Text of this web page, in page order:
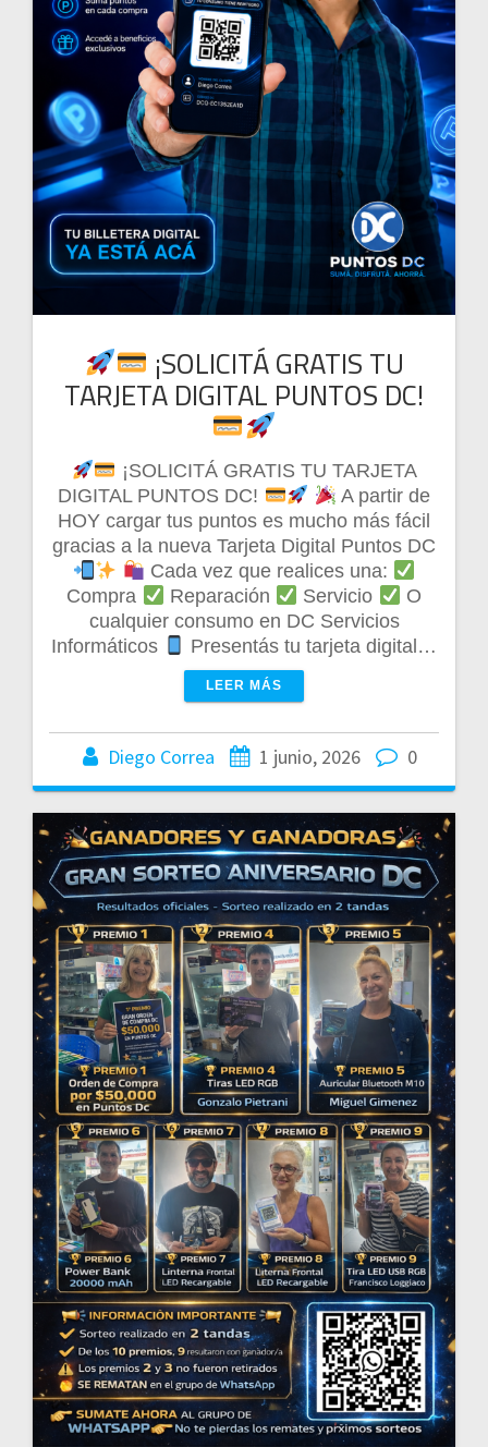
¡SOLICITÁ GRATIS TU
TARJETA DIGITAL PUNTOS DC!
¡SOLICITÁ GRATIS TU TARJETA
DIGITAL PUNTOS DC!
A partir de
HOY cargar tus puntos es mucho más fácil
gracias a la nueva Tarjeta Digital Puntos DC
Cada vez que realices una:
Compra
Reparación Servicio
O
cualquier consumo en DC Servicios
Informáticos
Presentás tu tarjeta digital…
LEER MÁS
Diego Correa 1 junio, 2026 0